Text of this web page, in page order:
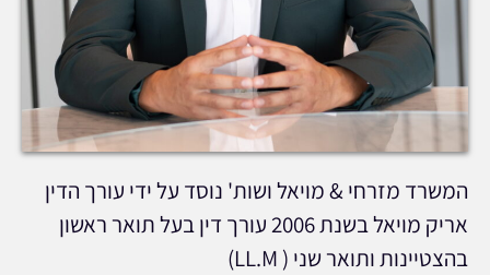
המשרד מזרחי & מויאל ושות' נוסד על ידי עורך הדין
אריק מויאל בשנת 2006 עורך דין בעל תואר ראשון
בהצטיינות ותואר שני ( LL.M)